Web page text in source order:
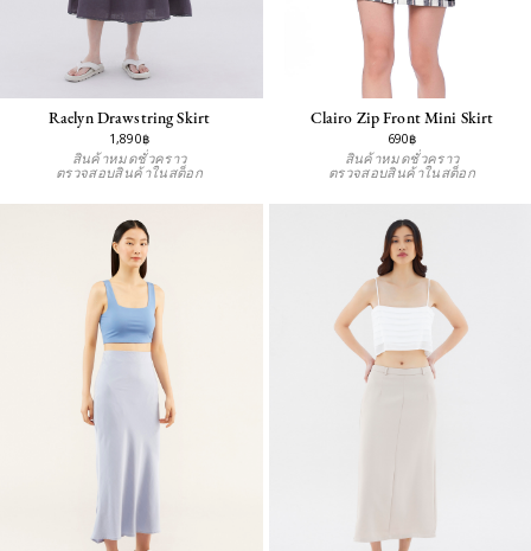
Raelyn Drawstring Skirt
1,890฿
สินค้าหมดชั่วคราว
ตรวจสอบสินค้าในสต็อก
Clairo Zip Front Mini Skirt
690฿
สินค้าหมดชั่วคราว
ตรวจสอบสินค้าในสต็อก